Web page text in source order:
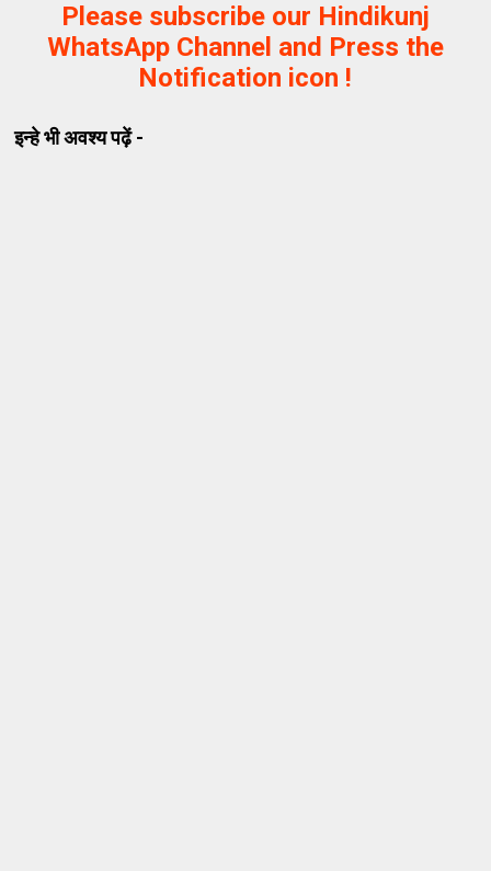
Please subscribe our Hindikunj
WhatsApp Channel and Press the
Notification icon !
इन्हे भी अवश्य पढ़ें -